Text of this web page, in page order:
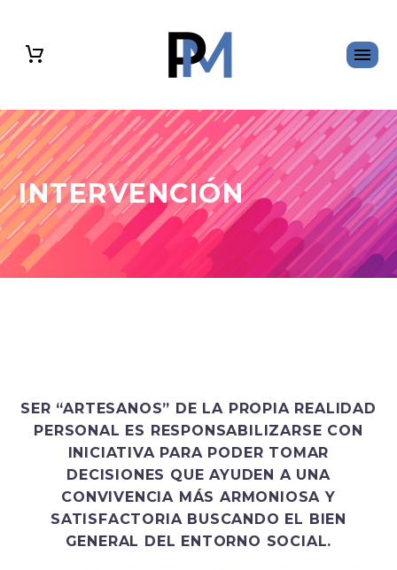
INTERVENCIÓN
SER “ARTESANOS” DE LA PROPIA REALIDAD
PERSONAL ES RESPONSABILIZARSE CON
INICIATIVA PARA PODER TOMAR
DECISIONES QUE AYUDEN A UNA
CONVIVENCIA MÁS ARMONIOSA Y
SATISFACTORIA BUSCANDO EL BIEN
GENERAL DEL ENTORNO SOCIAL.